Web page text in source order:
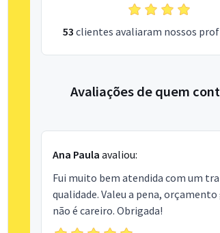
53 clientes avaliaram nossos
Avaliações de quem
Ana Paula avaliou:
Fui muito bem atendida com um
qualidade. Valeu a pena,
não é careiro. Obrigada!